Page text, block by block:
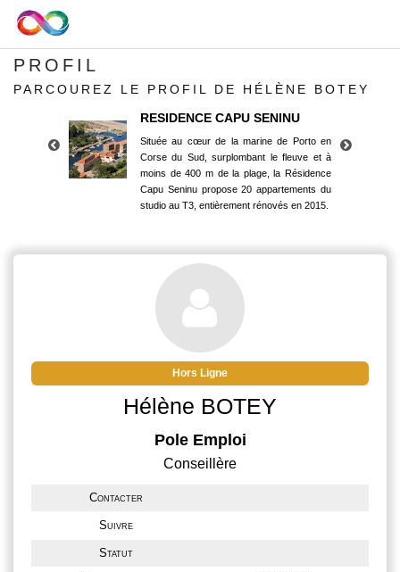
PROFIL
PARCOUREZ LE PROFIL DE HÉLÈNE BOTEY
RESIDENCE CAPU SENINU
Située au cœur de la marine de Porto en
Corse du Sud, surplombant le fleuve et à
moins de 400 m de la plage, la Résidence
Capu Seninu propose 20 appartements du
studio au T3, entièrement rénovés en 2015.
Corse du Sud, surplombant le fleuve et à
moins de 400 m de la plage, la Résidence
Capu Seninu propose 20 appartements du
studio au T3, entièrement rénovés en 2015.
Hors Ligne
Hélène BOTEY
Pole Emploi
Conseillère
Contacter
Suivre
Statut